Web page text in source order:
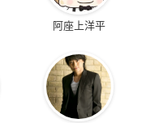
阿座上洋平